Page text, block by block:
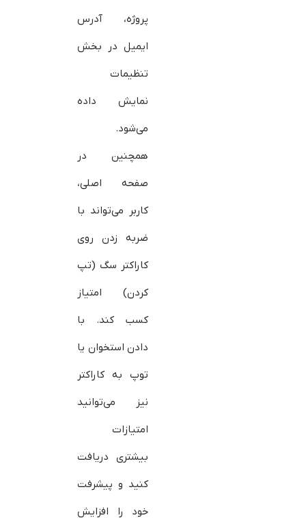
پروژه، آدرس
ایمیل در بخش
تنظیمات
نمایش داده
می‌شود.
همچنین در
صفحه اصلی،
کاربر می‌تواند با
ضربه زدن روی
کاراکتر سگ (تپ
کردن) امتیاز
کسب کند. با
دادن استخوان یا
توپ به کاراکتر
نیز می‌توانید
امتیازات
بیشتری دریافت
کنید و پیشرفت
خود را افزایش